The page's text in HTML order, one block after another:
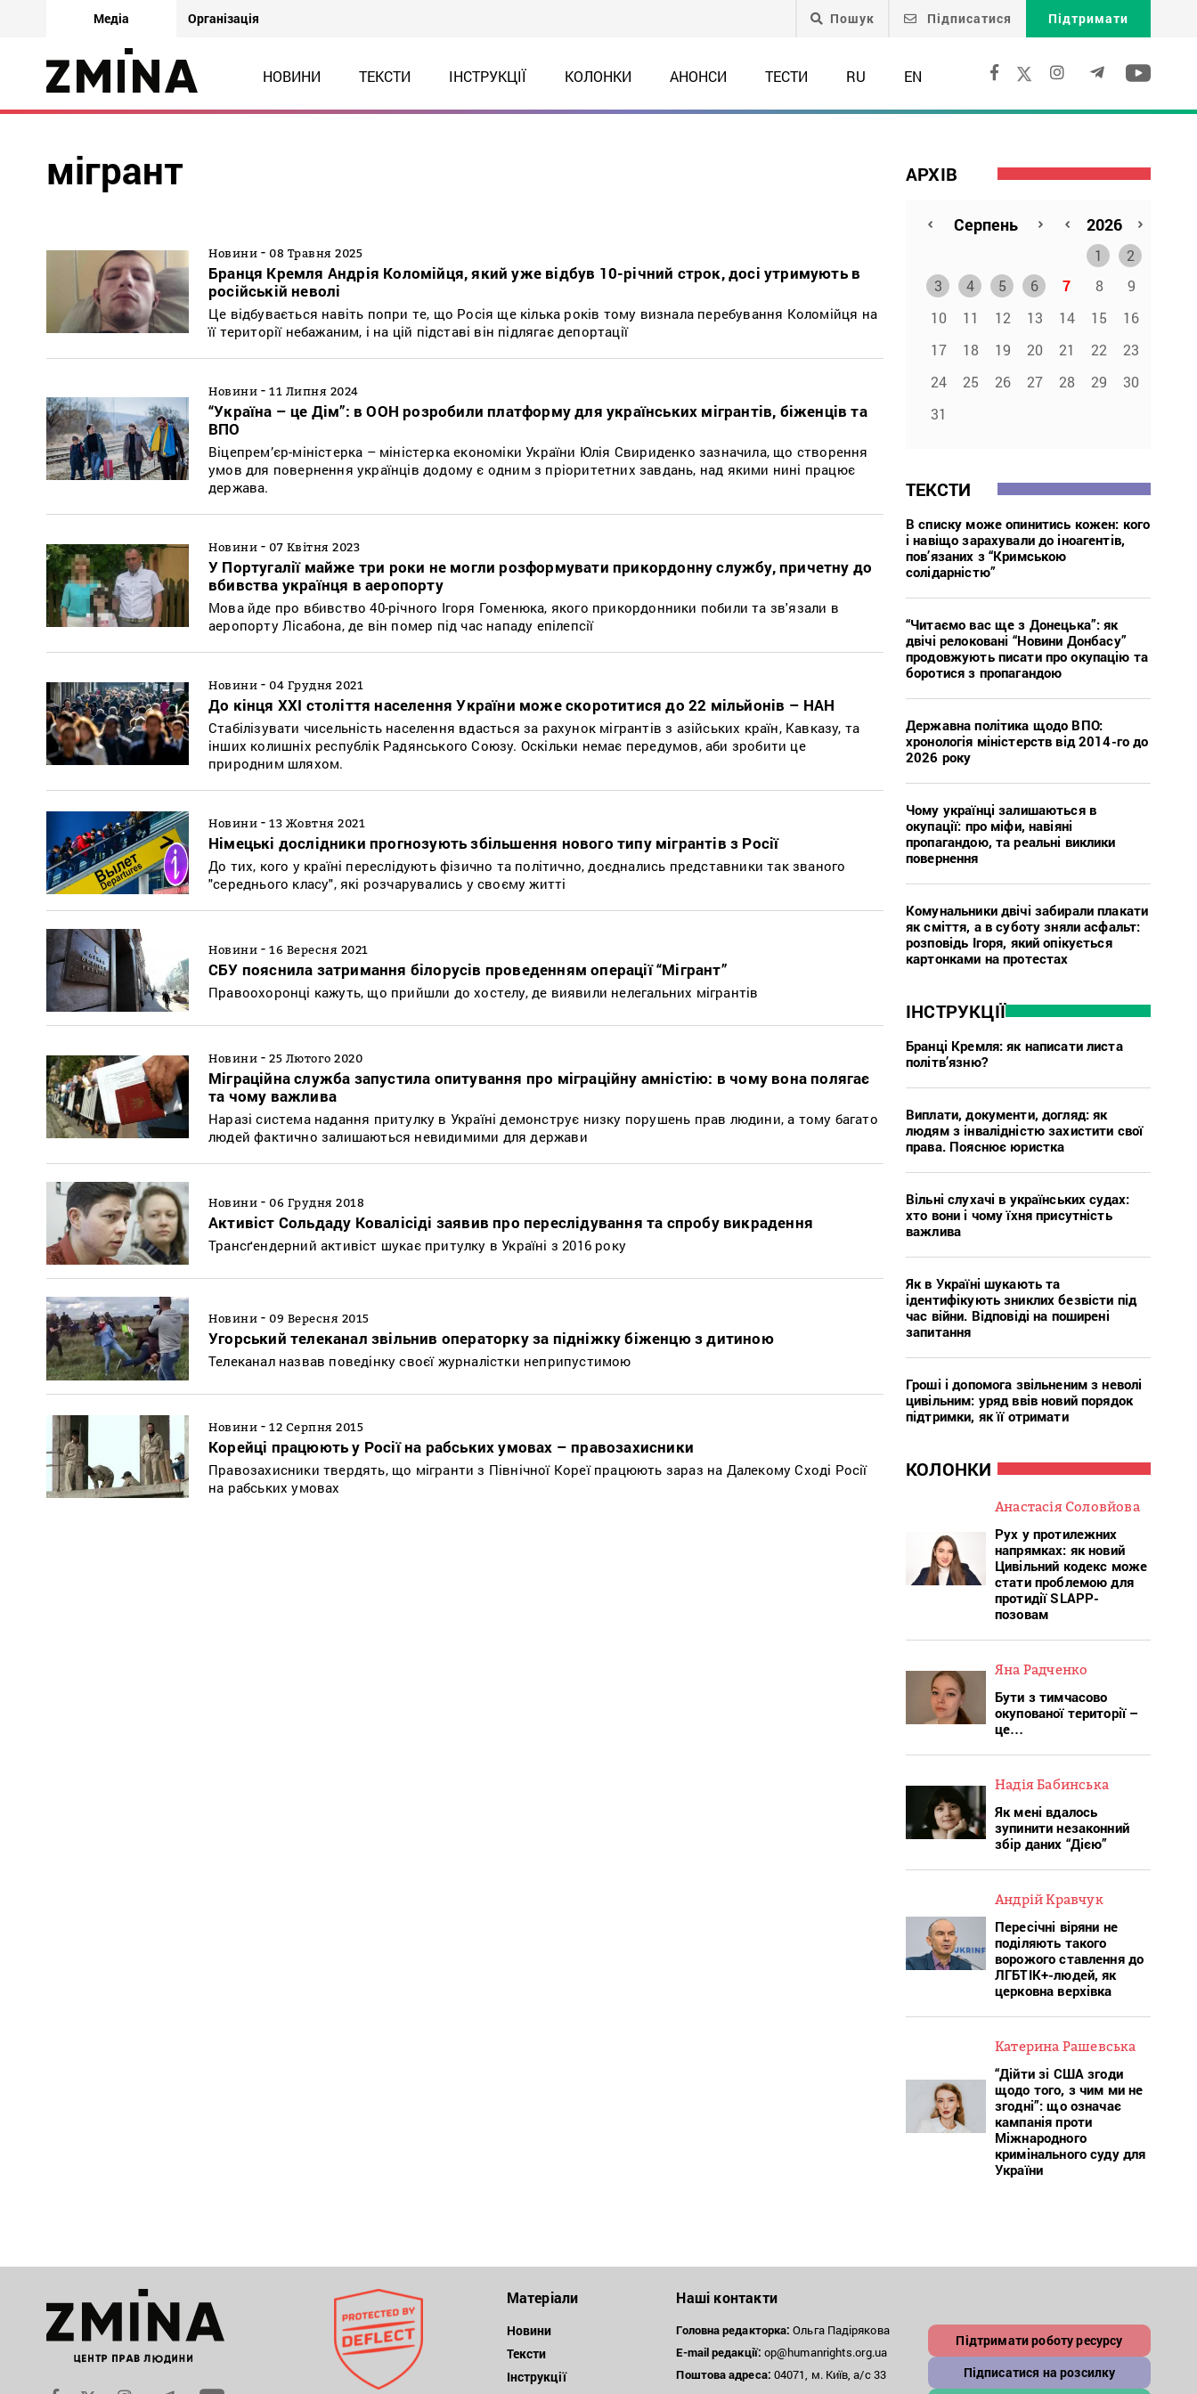
Медіа Організація Пошук Підписатися Підтримати
НОВИНИ ТЕКСТИ ІНСТРУКЦІЇ КОЛОНКИ АНОНСИ ТЕСТИ RU EN
мігрант
Новини - 08 Травня 2025
Бранця Кремля Андрія Коломійця, який уже відбув 10-річний строк, досі утримують в
російській неволі
Це відбувається навіть попри те, що Росія ще кілька років тому визнала перебування Коломійця на
її території небажаним, і на цій підставі він підлягає депортації
Новини - 11 Липня 2024
“Україна – це Дім”: в ООН розробили платформу для українських мігрантів, біженців та
ВПО
Віцепрем’єр-міністерка – міністерка економіки України Юлія Свириденко зазначила, що створення
умов для повернення українців додому є одним з пріоритетних завдань, над якими нині працює
держава.
Новини - 07 Квітня 2023
У Португалії майже три роки не могли розформувати прикордонну службу, причетну до
вбивства українця в аеропорту
Мова йде про вбивство 40-річного Ігоря Гоменюка, якого прикордонники побили та зв'язали в
аеропорту Лісабона, де він помер під час нападу епілепсії
Новини - 04 Грудня 2021
До кінця ХХІ століття населення України може скоротитися до 22 мільйонів – НАН
Стабілізувати чисельність населення вдасться за рахунок мігрантів з азійських країн, Кавказу, та
інших колишніх республік Радянського Союзу. Оскільки немає передумов, аби зробити це
природним шляхом.
Новини - 13 Жовтня 2021
Німецькі дослідники прогнозують збільшення нового типу мігрантів з Росії
До тих, кого у країні переслідують фізично та політично, доєднались представники так званого
"середнього класу", які розчарувались у своєму житті
Новини - 16 Вересня 2021
СБУ пояснила затримання білорусів проведенням операції “Мігрант”
Правоохоронці кажуть, що прийшли до хостелу, де виявили нелегальних мігрантів
Новини - 25 Лютого 2020
Міграційна служба запустила опитування про міграційну амністію: в чому вона полягає
та чому важлива
Наразі система надання притулку в Україні демонструє низку порушень прав людини, а тому багато
людей фактично залишаються невидимими для держави
Новини - 06 Грудня 2018
Активіст Сольдаду Ковалісіді заявив про переслідування та спробу викрадення
Трансґендерний активіст шукає притулку в Україні з 2016 року
Новини - 09 Вересня 2015
Угорський телеканал звільнив операторку за підніжку біженцю з дитиною
Телеканал назвав поведінку своєї журналістки неприпустимою
Новини - 12 Серпня 2015
Корейці працюють у Росії на рабських умовах – правозахисники
Правозахисники твердять, що мігранти з Північної Кореї працюють зараз на Далекому Сході Росії
на рабських умовах
АРХІВ
1
2
3
4 5 6 7 8
9
10
11 12 13 14 15
16
17
18 19 20 21 22
23
24
25 26 27 28 29
30
31
ТЕКСТИ
В списку може опинитись кожен: кого
і навіщо зарахували до іноагентів,
пов’язаних з “Кримською
солідарністю”
“Читаємо вас ще з Донецька”: як
двічі релоковані “Новини Донбасу”
продовжують писати про окупацію та
боротися з пропагандою
Державна політика щодо ВПО:
хронологія міністерств від 2014-го до
2026 року
Чому українці залишаються в
окупації: про міфи, навіяні
пропагандою, та реальні виклики
повернення
Комунальники двічі забирали плакати
як сміття, а в суботу зняли асфальт:
розповідь Ігоря, який опікується
картонками на протестах
ІНСТРУКЦІЇ
Бранці Кремля: як написати листа
політв’язню?
Виплати, документи, догляд: як
людям з інвалідністю захистити свої
права. Пояснює юристка
Вільні слухачі в українських судах:
хто вони і чому їхня присутність
важлива
Як в Україні шукають та
ідентифікують зниклих безвісти під
час війни. Відповіді на поширені
запитання
Гроші і допомога звільненим з неволі
цивільним: уряд ввів новий порядок
підтримки, як її отримати
КОЛОНКИ
Анастасія Соловйова
Рух у протилежних
напрямках: як новий
Цивільний кодекс може
стати проблемою для
протидії SLAPP-
позовам
Яна Радченко
Бути з тимчасово
окупованої території –
це…
Надія Бабинська
Як мені вдалось
зупинити незаконний
збір даних “Дією”
Андрій Кравчук
Пересічні віряни не
поділяють такого
ворожого ставлення до
ЛГБТІК+-людей, як
церковна верхівка
Катерина Рашевська
“Дійти зі США згоди
щодо того, з чим ми не
згодні”: що означає
кампанія проти
Міжнародного
кримінального суду для
України
Матеріали
Новини
Тексти
Інструкції
Наші контакти
Головна редакторка: Ольга Падірякова
E-mail редакції: op@humanrights.org.ua
Поштоваадреса: 04071, м. Київ, а/с 33
Підтримати роботу ресурсу
Підписатися на розсилку